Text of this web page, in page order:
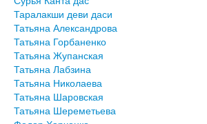
Таралакши деви даси
Татьяна Александрова
Татьяна Горбаненко
Татьяна Жупанская
Татьяна Лабзина
Татьяна Николаева
Татьяна Шаровская
Татьяна Шереметьева